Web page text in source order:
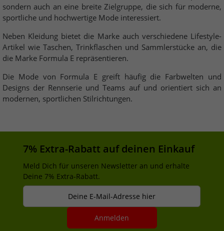
sondern auch an eine breite Zielgruppe, die sich für moderne,
sportliche und hochwertige Mode interessiert.
Neben Kleidung bietet die Marke auch verschiedene Lifestyle-
Artikel wie Taschen, Trinkflaschen und Sammlerstücke an, die
die Marke Formula E repräsentieren.
Die Mode von Formula E greift häufig die Farbwelten und
Designs der Rennserie und Teams auf und orientiert sich an
modernen, sportlichen Stilrichtungen.
7% Extra-Rabatt auf deinen Einkauf
Meld Dich für unseren Newsletter an und erhalte
Deine 7% Extra-Rabatt.
Deine E-Mail-Adresse hier
Anmelden